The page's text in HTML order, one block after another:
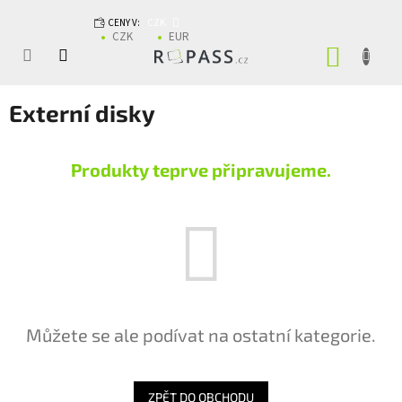
CENY V:
CZK EUR
Externí disky
Produkty teprve připravujeme.
Můžete se ale podívat na ostatní kategorie.
ZPĚT DO OBCHODU